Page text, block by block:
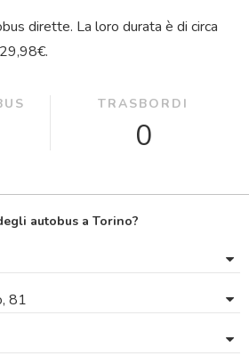
dirette. La loro durata è di circa
TRASBORDI
0
autobus a Torino?
81